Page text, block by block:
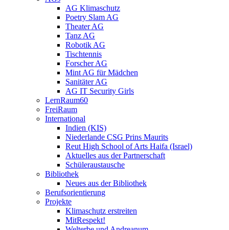
AG Klimaschutz
Poetry Slam AG
Theater AG
Tanz AG
Robotik AG
Tischtennis
Forscher AG
Mint AG für Mädchen
Sanitäter AG
AG IT Security Girls
LernRaum60
FreiRaum
International
Indien (KIS)
Niederlande CSG Prins Maurits
Reut High School of Arts Haifa (Israel)
Aktuelles aus der Partnerschaft
Schüleraustausche
Bibliothek
Neues aus der Bibliothek
Berufsorientierung
Projekte
Klimaschutz erstreiten
MitRespekt!